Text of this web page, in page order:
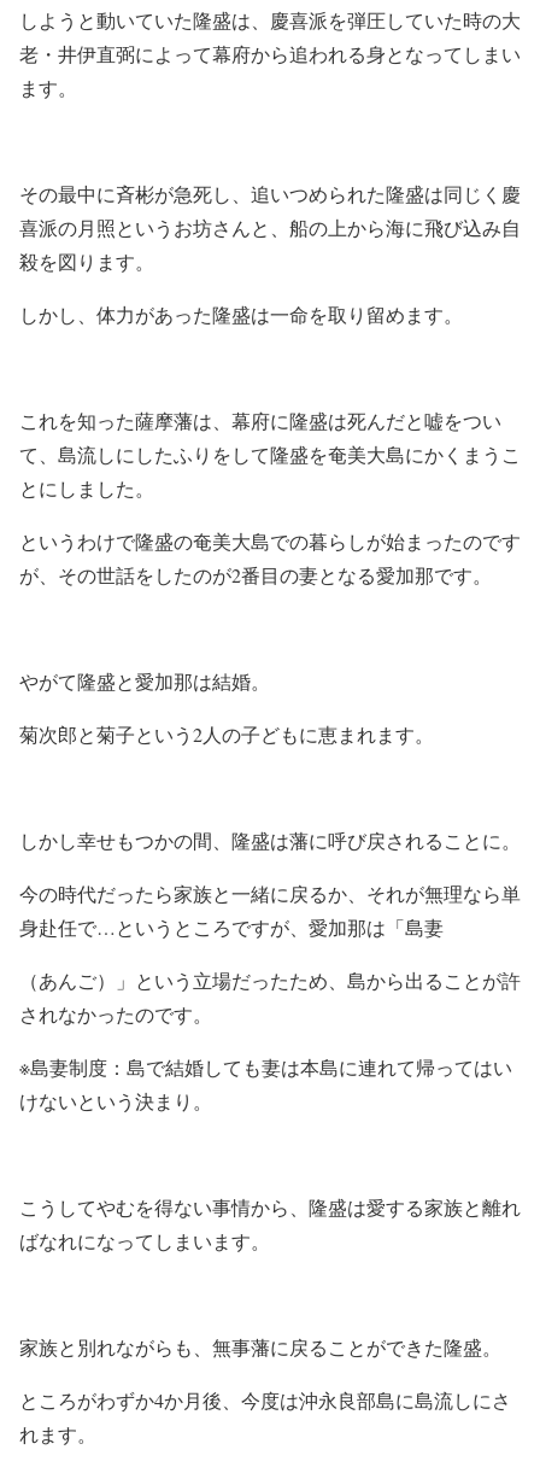
しようと動いていた隆盛は、慶喜派を弾圧していた時の大
老・井伊直弼によって幕府から追われる身となってしまい
ます。
その最中に斉彬が急死し、追いつめられた隆盛は同じく慶
喜派の月照というお坊さんと、船の上から海に飛び込み自
殺を図ります。
しかし、体力があった隆盛は一命を取り留めます。
これを知った薩摩藩は、幕府に隆盛は死んだと嘘をつい
て、島流しにしたふりをして隆盛を奄美大島にかくまうこ
とにしました。
というわけで隆盛の奄美大島での暮らしが始まったのです
が、その世話をしたのが2番目の妻となる愛加那です。
やがて隆盛と愛加那は結婚。
菊次郎と菊子という2人の子どもに恵まれます。
しかし幸せもつかの間、隆盛は藩に呼び戻されることに。
今の時代だったら家族と一緒に戻るか、それが無理なら単
身赴任で…というところですが、愛加那は「島妻
（あんご）」という立場だったため、島から出ることが許
されなかったのです。
※島妻制度：島で結婚しても妻は本島に連れて帰ってはい
けないという決まり。
こうしてやむを得ない事情から、隆盛は愛する家族と離れ
ばなれになってしまいます。
家族と別れながらも、無事藩に戻ることができた隆盛。
ところがわずか4か月後、今度は沖永良部島に島流しにさ
れます。